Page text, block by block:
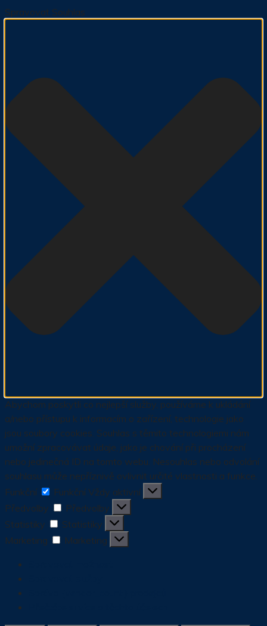
Spravovat Souhlas
Abychom poskytli co nejlepší služby, používáme k ukládání
a/nebo přístupu k informacím o zařízení, technologie jako
jsou soubory cookies. Souhlas s těmito technologiemi nám
umožní zpracovávat údaje, jako je chování při procházení
nebo jedinečná ID na tomto webu. Nesouhlas nebo odvolání
souhlasu může nepříznivě ovlivnit určité vlastnosti a funkce.
Funkční
Funkční Vždy aktivní
Předvolby
Předvolby
Statistiky
Statistiky
Marketing
Marketing